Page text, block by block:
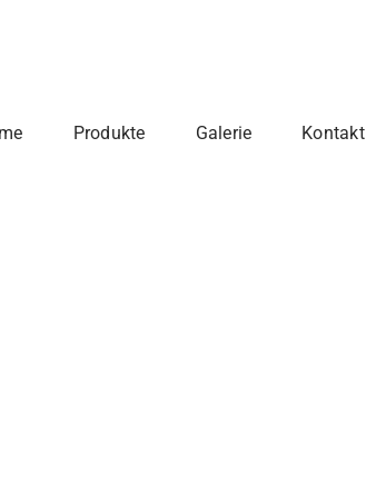
Produkte Galerie Kontakt